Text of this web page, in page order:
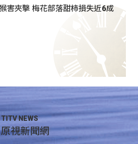
害夾擊 梅花部落甜柿損失近6成
TITV NEWS
原視新聞網